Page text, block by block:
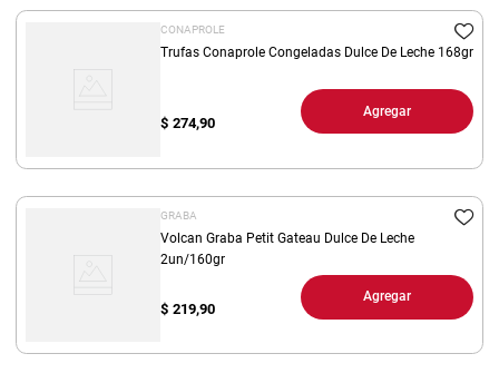
CONAPROLE
Trufas Conaprole Congeladas Dulce De Leche 168gr
$ 274,90
Agregar
GRABA
Volcan Graba Petit Gateau Dulce De Leche
2un/160gr
$ 219,90
Agregar